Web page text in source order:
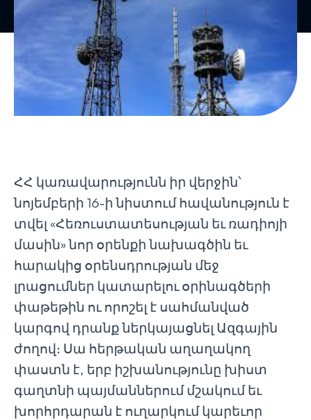
ՀՀ կառավարությունն իր վերջին՝
նոյեմբերի 16-ի նիստում հավանություն է
տվել «Հեռուստատեսության եւ ռադիոյի
մասին» նոր օրենքի նախագծին եւ
հարակից օրենսդրության մեջ
լրացումներ կատարելու օրինագծերի
փաթեթին ու որոշել է սահմանված
կարգով դրանք ներկայացնել Ազգային
ժողով։ Սա հերթական աղաղակող
փաստն է, երբ իշխանությունը խիստ
գաղտնի պայմաններում մշակում եւ
խորհրդարան է ուղարկում կարեւոր